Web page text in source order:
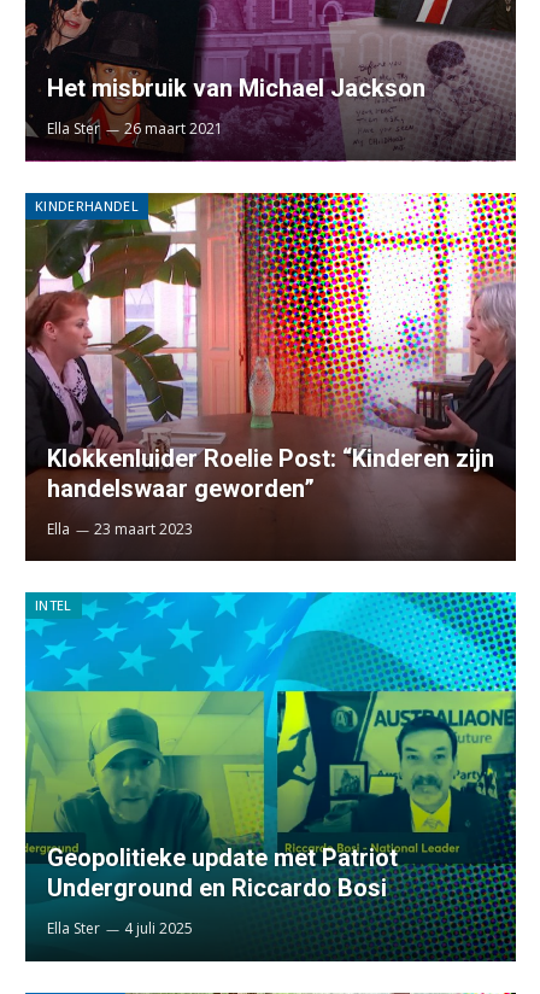
Het misbruik van Michael Jackson
Ella Ster 26 maart 2021
KINDERHANDEL
Klokkenluider Roelie Post: “Kinderen zijn
handelswaar geworden”
Ella 23 maart 2023
INTEL
Geopolitieke update met Patriot
Underground en Riccardo Bosi
Ella Ster 4 juli 2025